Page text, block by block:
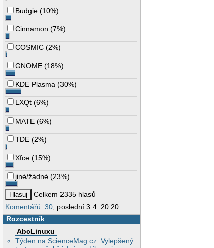
Budgie (10%)
Cinnamon (7%)
COSMIC (2%)
GNOME (18%)
KDE Plasma (30%)
LXQt (6%)
MATE (6%)
TDE (2%)
Xfce (15%)
jiné/žádné (23%)
Celkem 2335 hlasů
Komentářů: 30, poslední 3.4. 20:20
Rozcestník
AbcLinuxu
Týden na ScienceMag.cz: Vylepšený